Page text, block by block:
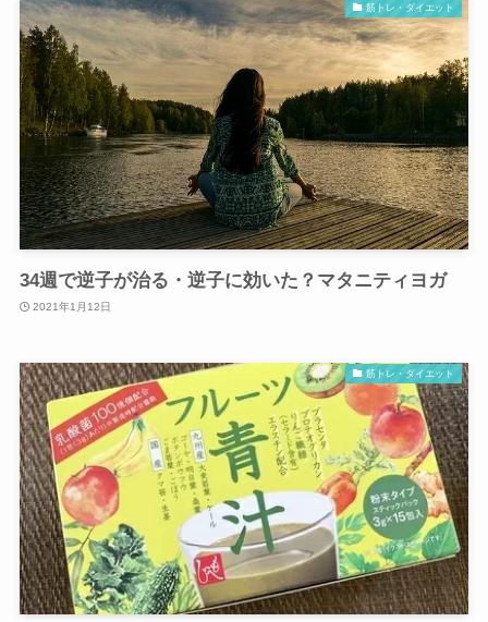
筋トレ・ダイエット
34週で逆子が治る・逆子に効いた？マタニティヨガ
2021年1月12日
筋トレ・ダイエット